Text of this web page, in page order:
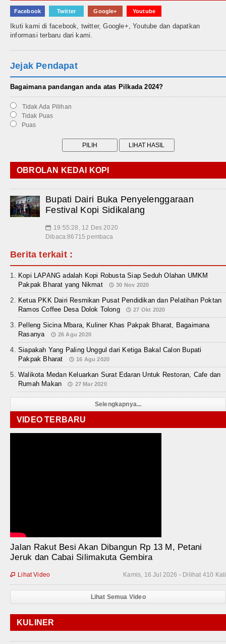
Facebook Twitter Google+ Youtube
Ikuti kami di facebook, twitter, Google+, Youtube dan dapatkan
informasi terbaru dari kami.
Jejak Pendapat
Bagaimana pandangan anda atas Pilkada 2024?
Tidak Ada Pilihan
Tidak Puas
Puas
OBROLAN KEDAI KOPI
Bupati Dairi Buka Penyelenggaraan
Festival Kopi Sidikalang
📅 19:55:28, 12 Des 2020
Dibaca:86715 pembaca
Berita terkait :
Kopi LAPANG adalah Kopi Robusta Siap Seduh Olahan UMKM
Pakpak Bharat yang Nikmat
30 Nov 2020
Ketua PKK Dairi Resmikan Pusat Pendidikan dan Pelatihan Poktan
Ramos Coffee Desa Dolok Tolong
27 Okt 2020
Pelleng Sicina Mbara, Kuliner Khas Pakpak Bharat, Bagaimana
Rasanya
26 Agu 2020
Siapakah Yang Paling Unggul dari Ketiga Bakal Calon Bupati
Pakpak Bharat
16 Agu 2020
Walikota Medan Keluarkan Surat Edaran Untuk Restoran, Cafe dan
Rumah Makan
27 Mar 2020
Selengkapnya...
VIDEO TERBARU
Jalan Rakut Besi Akan Dibangun Rp 13 M, Petani
Jeruk dan Cabai Silimakuta Gembira
Kamis, 16 Jul 2026 - Dilihat 410 Kali
 Lihat Video
Lihat Semua Video
KULINER